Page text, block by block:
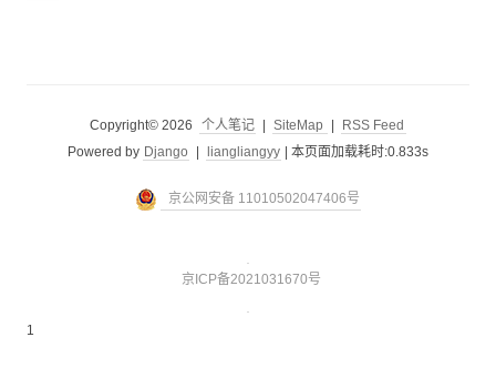
Copyright© 2026 个人笔记 SiteMap
RSS Feed
Powered by Django liangliangyy |本页面加载耗时:0.833s
京公网安备 11010502047406号
京ICP备2021031670号
1